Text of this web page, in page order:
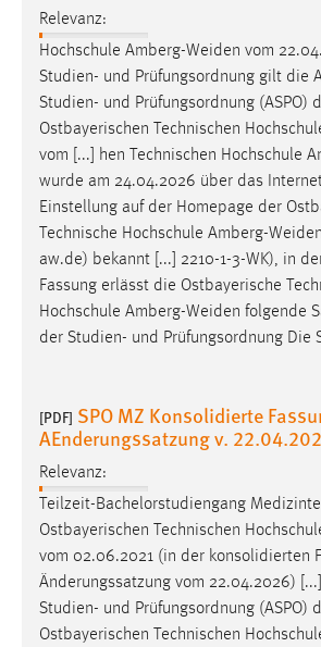
Studien- und Prüfungsordnung (ASPO)
Ostbayerischen Technischen
vom [...] hen Technischen Hochschule
wurde am 24.04.2026 über das Internet
Einstellung auf der Homepage der
Technische HochschuleAmberg-
aw.de) bekannt [...] 2210-1-3-WK), in
Fassung erlässt die Ostbayerische
HochschuleAmberg-Weidenfolgende
der Studien- und Prüfungsordnung Die
[PDF] SPO MZ Konsolidierte
Teilzeit-Bachelorstudiengang
Ostbayerischen Technischen Hochschule
vom 02.06.2021 (in der konsolidierten
Änderungssatzung vom 22.04.2026)
Studien- und Prüfungsordnung (ASPO)
Ostbayerischen Technischen
vom 27.05.2020) Aufgrund von Art. 9
Satz 1 und Satz 2, Art 84 Abs.2 Satz [...]
der jeweils gültigen Fassung, erlässt